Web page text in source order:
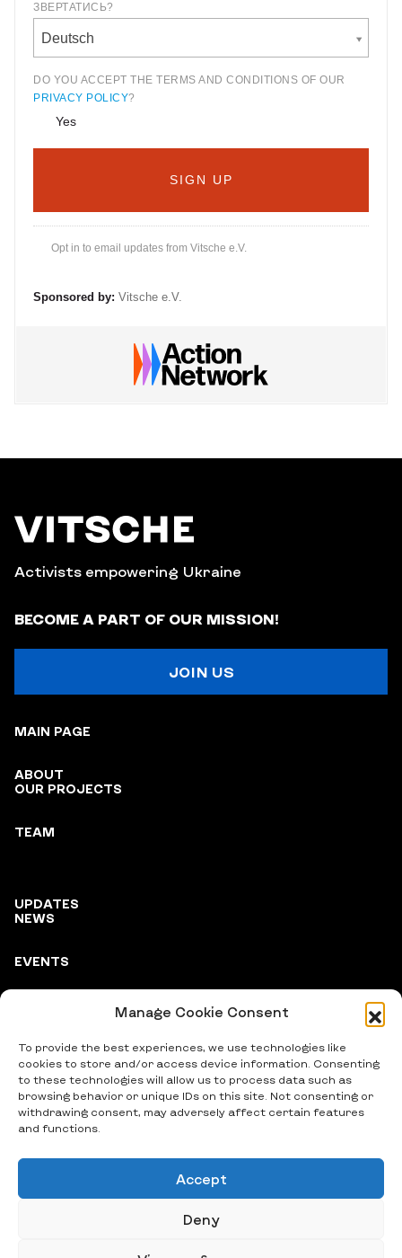
Manage Cookie Consent
To provide the best experiences, we use technologies like
cookies to store and/or access device information. Consenting
to these technologies will allow us to process data such as
browsing behavior or unique IDs on this site. Not consenting or
withdrawing consent, may adversely affect certain features
and functions.
Accept
Deny
ЗВЕРТАТИСЬ?
Deutsch
DO YOU ACCEPT THE TERMS AND CONDITIONS OF OUR
PRIVACY POLICY?
Yes
Opt in to email updates from Vitsche e.V.
Sponsored by: Vitsche e.V.
Activists empowering Ukraine
BECOME A PART OF OUR MISSION!
JOIN US
MAIN PAGE
ABOUT
OUR PROJECTS
TEAM
UPDATES
NEWS
EVENTS